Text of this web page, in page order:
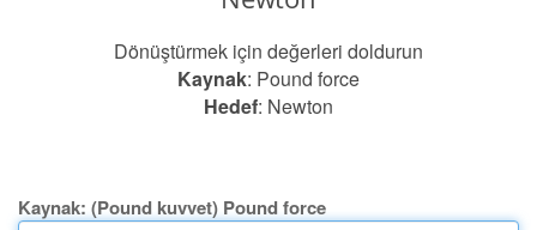
Dönüştürmek için değerleri doldurun
Kaynak: Pound force
Hedef: Newton
Kaynak: (Pound kuvvet) Pound force